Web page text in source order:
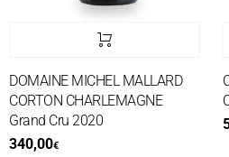
MICHEL MALLARD
CHARLEMAGNE
Cru 2020
€